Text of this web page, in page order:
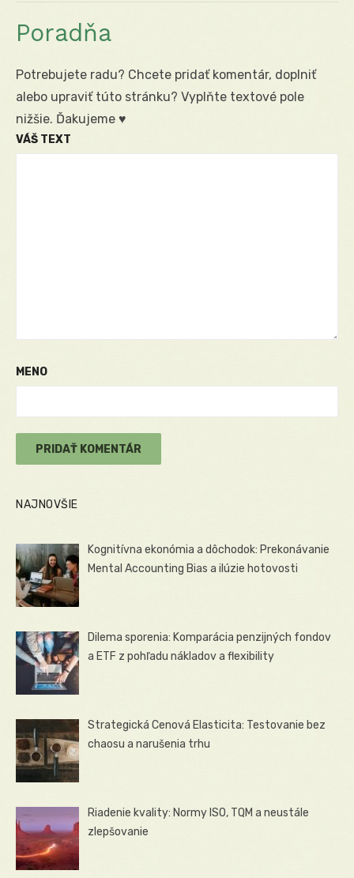
Poradňa
Potrebujete radu? Chcete pridať komentár, doplniť
alebo upraviť túto stránku? Vyplňte textové pole
nižšie. Ďakujeme ♥
VÁŠ TEXT
MENO
NAJNOVŠIE
Kognitívna ekonómia a dôchodok: Prekonávanie
Mental Accounting Bias a ilúzie hotovosti
Dilema sporenia: Komparácia penzijných fondov
a ETF z pohľadu nákladov a flexibility
Strategická Cenová Elasticita: Testovanie bez
chaosu a narušenia trhu
Riadenie kvality: Normy ISO, TQM a neustále
zlepšovanie